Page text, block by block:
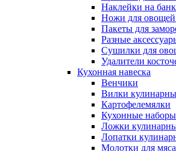
Наклейки на
Ножи для овощей
Пакеты для
Разные
Сушилки для
Удалители
Кухонная навеска
Венчики
Вилки
Картофелемялки
Кухонные наборы
Ложки
Лопатки
Молотки для